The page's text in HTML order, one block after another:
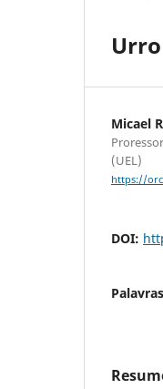
Micael
(UEL)
https://
DOI: